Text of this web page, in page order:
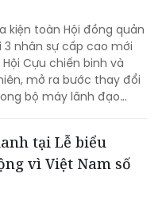
kiện toàn Hội đồng quản
3 nhân sự cấp cao mới
Hội Cựu chiến binh và
mở ra bước thay đổi
bộ máy lãnh đạo
tại Lễ biểu
vì Việt Nam số